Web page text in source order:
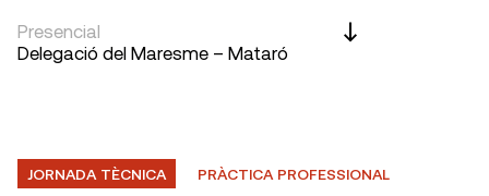
Presencial
Delegació del Maresme – Mataró
JORNADA TÈCNICA PRÀCTICA PROFESSIONAL